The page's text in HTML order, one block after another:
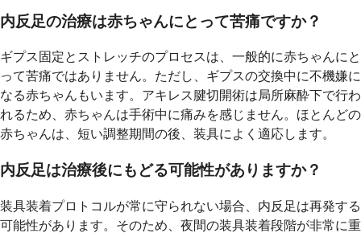
内反足の治療は赤ちゃんにとって苦痛ですか？
ギプス固定とストレッチのプロセスは、一般的に赤ちゃんにと
って苦痛ではありません。ただし、ギプスの交換中に不機嫌に
なる赤ちゃんもいます。アキレス腱切開術は局所麻酔下で行わ
れるため、赤ちゃんは手術中に痛みを感じません。ほとんどの
赤ちゃんは、短い調整期間の後、装具によく適応します。
内反足は治療後にもどる可能性がありますか？
装具装着プロトコルが常に守られない場合、内反足は再発する
可能性があります。そのため、夜間の装具装着段階が非常に重